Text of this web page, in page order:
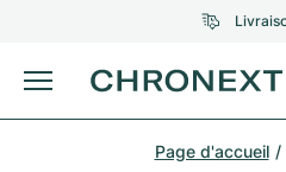
Menu
Acheter une montre
UNE SÉLECTION D'EXCEPTION
UNE SÉLECTION D'EXCEPTION
Page d'accueil